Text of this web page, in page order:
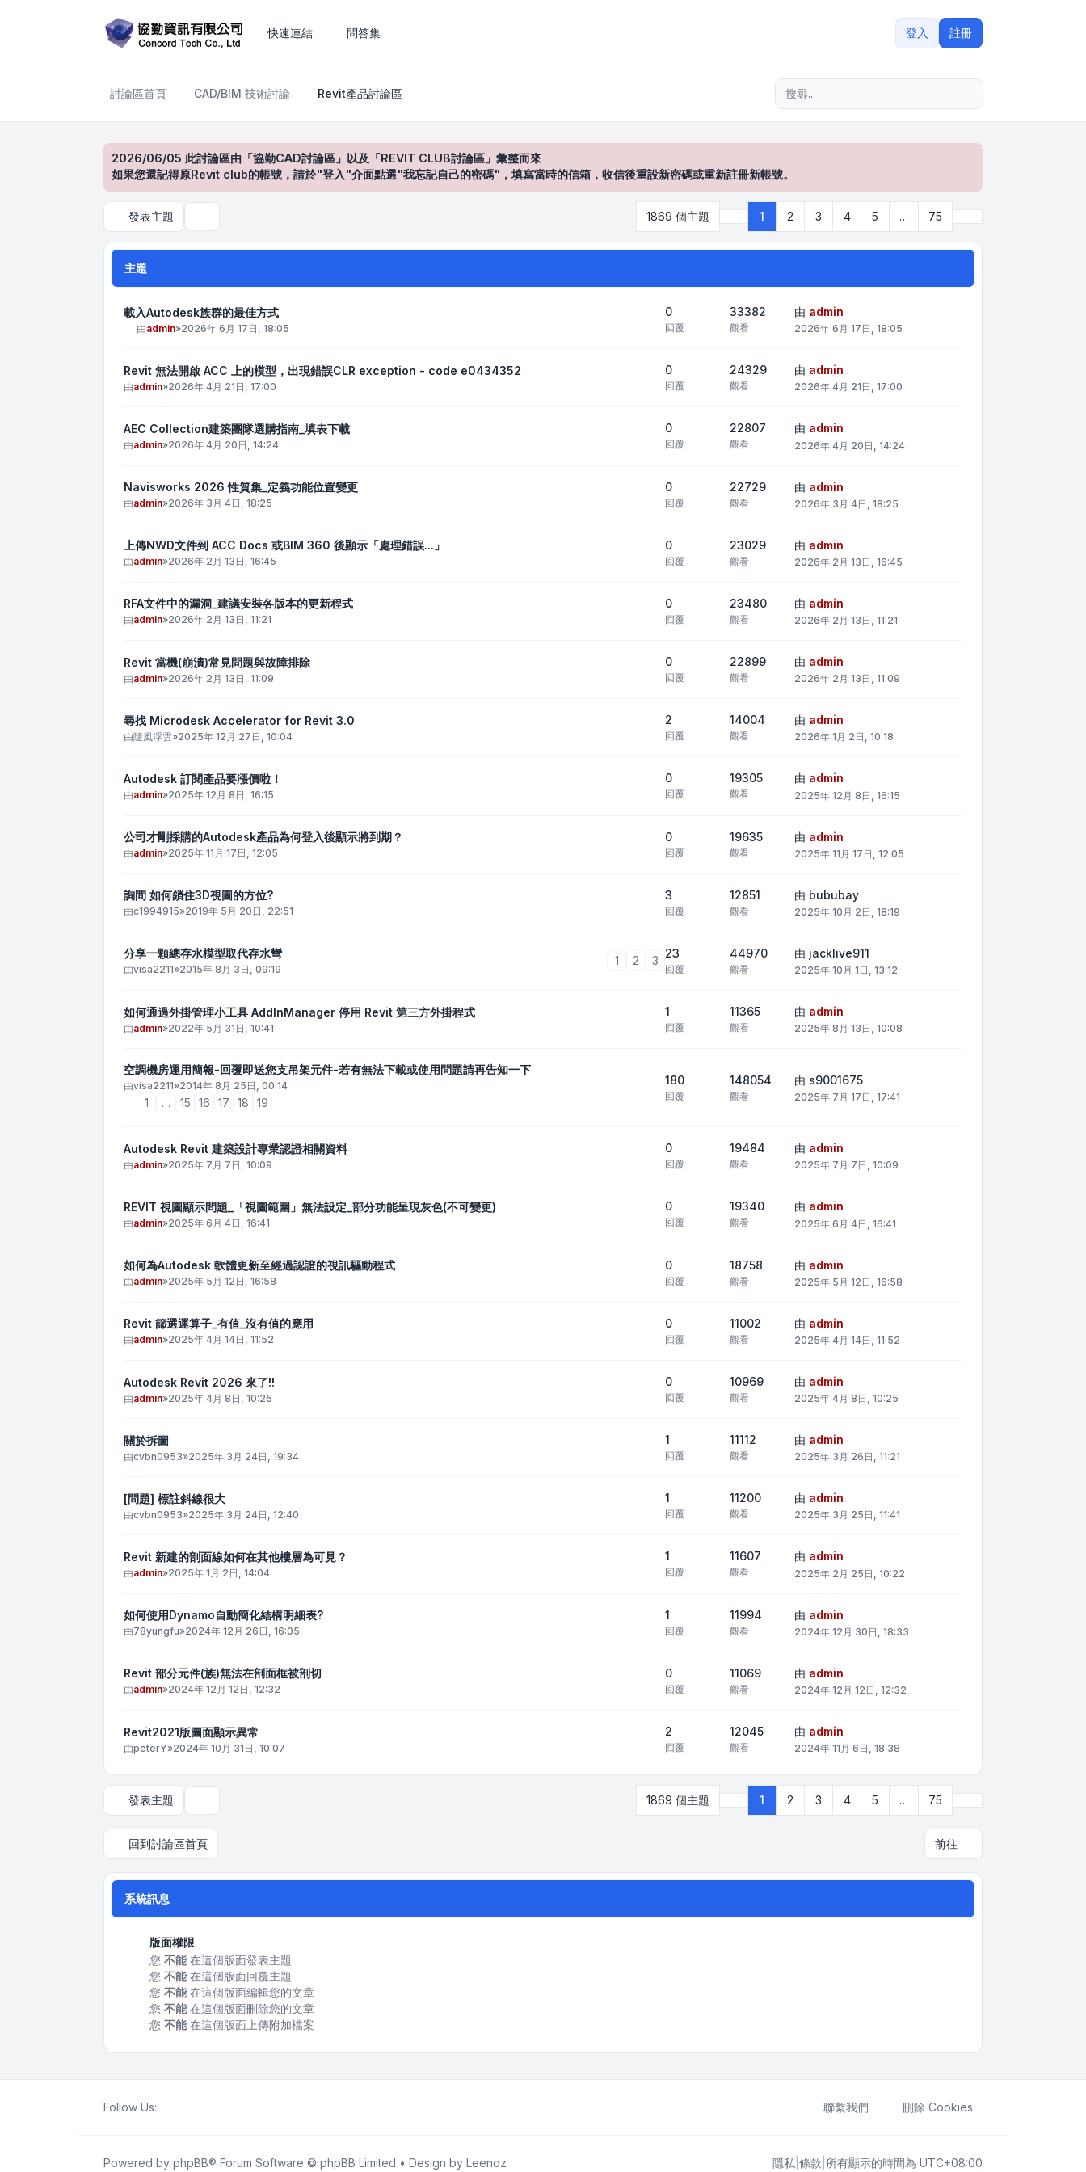
快速連結 問答集 登入 註冊
討論區首頁 CAD/BIM 技術討論 Revit產品討論區
2026/06/05 此討論區由「協勤CAD討論區」以及「REVIT CLUB討論區」彙整而來
如果您還記得原Revit club的帳號，請於"登入"介面點選"我忘記自己的密碼"，填寫當時的信箱，收信後重設新密碼或重新註冊新帳號。
發表主題 1869 個主題 第1 頁 (共 75 頁)
1 2 3 4 5 … 75
主題
載入Autodesk族群的最佳方式
由admin»2026年 6月 17日, 18:05
0
回覆
33382
觀看
由 admin
2026年 6月 17日, 18:05
Revit 無法開啟 ACC 上的模型，出現錯誤CLR exception - code e0434352
由admin»2026年 4月 21日, 17:00
0
回覆
24329
觀看
由 admin
2026年 4月 21日, 17:00
AEC Collection建築團隊選購指南_填表下載
由admin»2026年 4月 20日, 14:24
0
回覆
22807
觀看
由 admin
2026年 4月 20日, 14:24
Navisworks 2026 性質集_定義功能位置變更
由admin»2026年 3月 4日, 18:25
0
回覆
22729
觀看
由 admin
2026年 3月 4日, 18:25
上傳NWD文件到 ACC Docs 或BIM 360 後顯示「處理錯誤...」
由admin»2026年 2月 13日, 16:45
0
回覆
23029
觀看
由 admin
2026年 2月 13日, 16:45
RFA文件中的漏洞_建議安裝各版本的更新程式
由admin»2026年 2月 13日, 11:21
0
回覆
23480
觀看
由 admin
2026年 2月 13日, 11:21
Revit 當機(崩潰)常見問題與故障排除
由admin»2026年 2月 13日, 11:09
0
回覆
22899
觀看
由 admin
2026年 2月 13日, 11:09
尋找 Microdesk Accelerator for Revit 3.0
由隨風浮雲»2025年 12月 27日, 10:04
2
回覆
14004
觀看
由 admin
2026年 1月 2日, 10:18
Autodesk 訂閱產品要漲價啦！
由admin»2025年 12月 8日, 16:15
0
回覆
19305
觀看
由 admin
2025年 12月 8日, 16:15
公司才剛採購的Autodesk產品為何登入後顯示將到期？
由admin»2025年 11月 17日, 12:05
0
回覆
19635
觀看
由 admin
2025年 11月 17日, 12:05
詢問 如何鎖住3D視圖的方位?
由c1994915»2019年 5月 20日, 22:51
3
回覆
12851
觀看
由 bububay
2025年 10月 2日, 18:19
分享一顆總存水模型取代存水彎
由visa2211»2015年 8月 3日, 09:19
1 2 3
23
回覆
44970
觀看
由 jacklive911
2025年 10月 1日, 13:12
如何通過外掛管理小工具 AddInManager 停用 Revit 第三方外掛程式
由admin»2022年 5月 31日, 10:41
1
回覆
11365
觀看
由 admin
2025年 8月 13日, 10:08
空調機房運用簡報-回覆即送您支吊架元件-若有無法下載或使用問題請再告知一下
由visa2211»2014年 8月 25日, 00:14
1 … 15 16 17 18 19
180
回覆
148054
觀看
由 s9001675
2025年 7月 17日, 17:41
Autodesk Revit 建築設計專業認證相關資料
由admin»2025年 7月 7日, 10:09
0
回覆
19484
觀看
由 admin
2025年 7月 7日, 10:09
REVIT 視圖顯示問題_「視圖範圍」無法設定_部分功能呈現灰色(不可變更)
由admin»2025年 6月 4日, 16:41
0
回覆
19340
觀看
由 admin
2025年 6月 4日, 16:41
如何為Autodesk 軟體更新至經過認證的視訊驅動程式
由admin»2025年 5月 12日, 16:58
0
回覆
18758
觀看
由 admin
2025年 5月 12日, 16:58
Revit 篩選運算子_有值_沒有值的應用
由admin»2025年 4月 14日, 11:52
0
回覆
11002
觀看
由 admin
2025年 4月 14日, 11:52
Autodesk Revit 2026 來了!!
由admin»2025年 4月 8日, 10:25
0
回覆
10969
觀看
由 admin
2025年 4月 8日, 10:25
關於拆圖
由cvbn0953»2025年 3月 24日, 19:34
1
回覆
11112
觀看
由 admin
2025年 3月 26日, 11:21
[問題] 標註斜線很大
由cvbn0953»2025年 3月 24日, 12:40
1
回覆
11200
觀看
由 admin
2025年 3月 25日, 11:41
Revit 新建的剖面線如何在其他樓層為可見？
由admin»2025年 1月 2日, 14:04
1
回覆
11607
觀看
由 admin
2025年 2月 25日, 10:22
如何使用Dynamo自動簡化結構明細表?
由78yungfu»2024年 12月 26日, 16:05
1
回覆
11994
觀看
由 admin
2024年 12月 30日, 18:33
Revit 部分元件(族)無法在剖面框被剖切
由admin»2024年 12月 12日, 12:32
0
回覆
11069
觀看
由 admin
2024年 12月 12日, 12:32
Revit2021版圖面顯示異常
由peterY»2024年 10月 31日, 10:07
2
回覆
12045
觀看
由 admin
2024年 11月 6日, 18:38
發表主題 1869 個主題 第1 頁 (共 75 頁)
1 2 3 4 5 … 75
回到討論區首頁 前往
系統訊息
版面權限
您 不能在這個版面發表主題
您 不能在這個版面回覆主題
您 不能在這個版面編輯您的文章
您 不能在這個版面刪除您的文章
您 不能在這個版面上傳附加檔案
Follow Us: 聯繫我們 刪除 Cookies
Powered by phpBB® Forum Software © phpBB Limited • Design by Leenoz 隱私 條款 所有顯示的時間為 UTC+08:00